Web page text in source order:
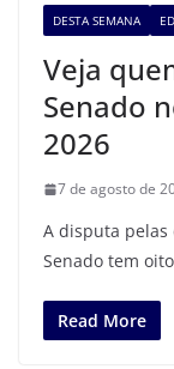
DESTA SEMANA
Veja
Senado
2026
7 de agosto de
A disputa pelas
Senado tem
Read More